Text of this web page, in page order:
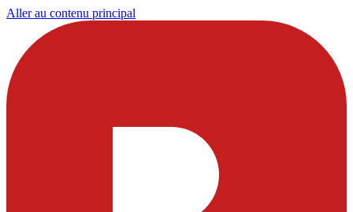
Aller au contenu principal